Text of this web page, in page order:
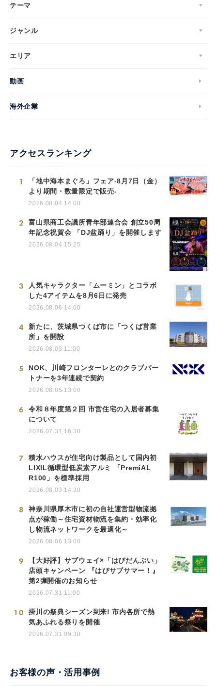
テーマ
ジャンル
エリア
動画
海外企業
アクセスランキング
1
「地中海本まぐろ」フェア-8月7日（金）
より期間・数量限定で販売-
2026.08.04 14:00
2
富山県商工会議所青年部連合会 創立50周
年記念祝賀会 「DJ盆踊り」を開催します
2026.08.04 15:25
3
人気キャラクター「ムーミン」とコラボ
した4アイテムを8月6日に発売
2026.08.06 14:00
4
新たに、茨城県つくば市に「つくば営業
所」を開設
2026.08.03 11:00
5
NOK、川崎フロンターレとのクラブパー
トナーを3年連続で契約
2026.08.05 13:00
6
令和８年度第２回 市営住宅の入居者募集
について
2026.07.31 16:30
7
積水ハウスが住宅向け製品として国内初
LIXIL循環型低炭素アルミ 「PremiAL
R100」を標準採用
2026.08.03 14:30
8
神奈川県厚木市に初の自社運営型物流拠
点が稼働～住宅資材物流を集約・効率化
し物流ネットワークを最適化～
2026.08.06 13:00
9
【大好評】サブウェイ×「はぴだんぶい」
店頭キャンペーン 『はぴサブサマー！』
第2弾開催のお知らせ
2026.07.31 11:00
10
掛川の祭典シーズン到来! 市内各所で熱
気あふれる祭りを開催
2026.07.31 09:30
お客様の声・活用事例